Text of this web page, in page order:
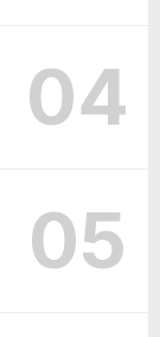
04
05